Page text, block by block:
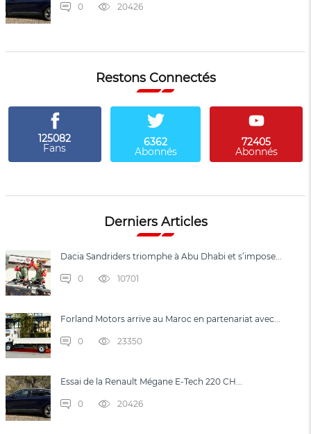
0 20426
Restons Connectés
125082
Fans 6362
Abonnés
72405
Abonnés
Derniers Articles
Dacia Sandriders triomphe à Abu Dhabi et s’impose...
0 10701
Forland Motors arrive au Maroc en partenariat avec...
0 23350
Essai de la Renault Mégane E-Tech 220 CH...
0 20426